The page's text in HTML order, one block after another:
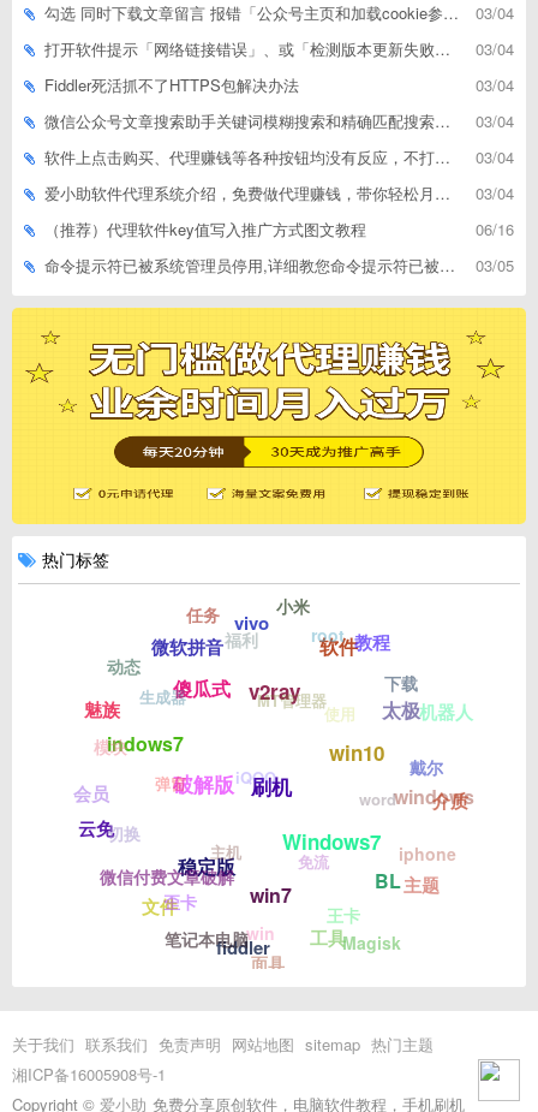
03/04
勾选 同时下载文章留言 报错「公众号主页和加载cookie参数不能为空」
03/04
打开软件提示「网络链接错误」、或「检测版本更新失败」等网络问题解决方案
03/04
Fiddler死活抓不了HTTPS包解决办法
03/04
微信公众号文章搜索助手关键词模糊搜索和精确匹配搜索的区别
03/04
软件上点击购买、代理赚钱等各种按钮均没有反应，不打开相应网址怎么解决
03/04
爱小助软件代理系统介绍，免费做代理赚钱，带你轻松月收入过万
06/16
（推荐）代理软件key值写入推广方式图文教程
03/05
命令提示符已被系统管理员停用,详细教您命令提示符已被系统管理员停用怎么办
热门标签
刷机
破解版
稳定版
win7
Windows7
win10
v2ray
傻瓜式
indows7
云免
文件
fiddler
工具
BL
windows
太极
软件
vivo
微软拼音
魅族
会员
微信付费文章破解
笔记本电脑
面具
Magisk
主题
介质
机器人
教程
小米
任务
动态
模块
切换
歪卡
win
王卡
iphone
戴尔
下载
root
福利
生成器
弹窗
主机 免流
word
使用
MT管理器
iQOO
关于我们 联系我们 免责声明 网站地图 sitemap 热门主题
湘ICP备16005908号-1
Copyright © 爱小助 免费分享原创软件，电脑软件教程，手机刷机